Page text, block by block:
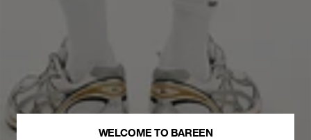
WELCOME TO BAREEN